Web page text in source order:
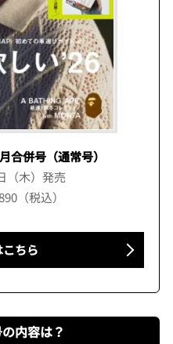
併号（通常号）
（木）発売
（税込）
ちら
内容は？